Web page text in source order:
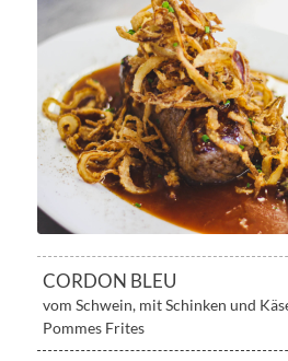
CORDON BLEU
vom Schwein, mit Schinken und
Pommes Frites